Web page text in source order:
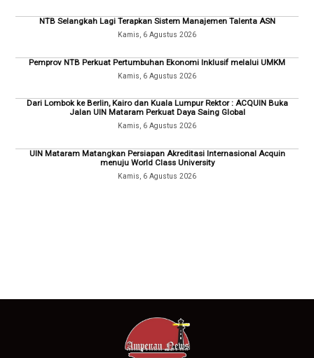
NTB Selangkah Lagi Terapkan Sistem Manajemen Talenta ASN
Kamis, 6 Agustus 2026
Pemprov NTB Perkuat Pertumbuhan Ekonomi Inklusif melalui UMKM
Kamis, 6 Agustus 2026
Dari Lombok ke Berlin, Kairo dan Kuala Lumpur Rektor : ACQUIN Buka
Jalan UIN Mataram Perkuat Daya Saing Global
Kamis, 6 Agustus 2026
UIN Mataram Matangkan Persiapan Akreditasi Internasional Acquin
menuju World Class University
Kamis, 6 Agustus 2026